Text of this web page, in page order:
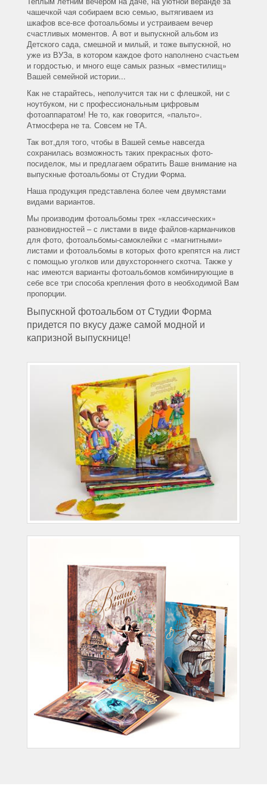
чашечкой чая собираем всю семью, вытягиваем из
шкафов все-все фотоальбомы и устраиваем вечер
счастливых моментов. А вот и выпускной альбом из
Детского сада, смешной и милый, и тоже выпускной, но
уже из ВУЗа, в котором каждое фото наполнено счастьем
и гордостью, и много еще самых разных «вместилищ»
Вашей семейной истории...
Как не старайтесь, неполучится так ни с флешкой, ни с
ноутбуком, ни с профессиональным цифровым
фотоаппаратом! Не то, как говорится, «пальто».
Атмосфера не та. Совсем не ТА.
Так вот,для того, чтобы в Вашей семье навсегда
сохранилась возможность таких прекрасных фото-
посиделок, мы и предлагаем обратить Ваше внимание на
выпускные фотоальбомы от Студии Форма.
Наша продукция представлена более чем двумястами
видами вариантов.
Мы производим фотоальбомы трех «классических»
разновидностей – с листами в виде файлов-карманчиков
для фото, фотоальбомы-самоклейки с «магнитными»
листами и фотоальбомы в которых фото крепятся на лист
с помощью уголков или двухстороннего скотча. Также у
нас имеются варианты фотоальбомов комбинирующие в
себе все три способа крепления фото в необходимой Вам
пропорции.
Выпускной фотоальбом от Студии Форма
придется по вкусу даже самой модной и
капризной выпускнице!